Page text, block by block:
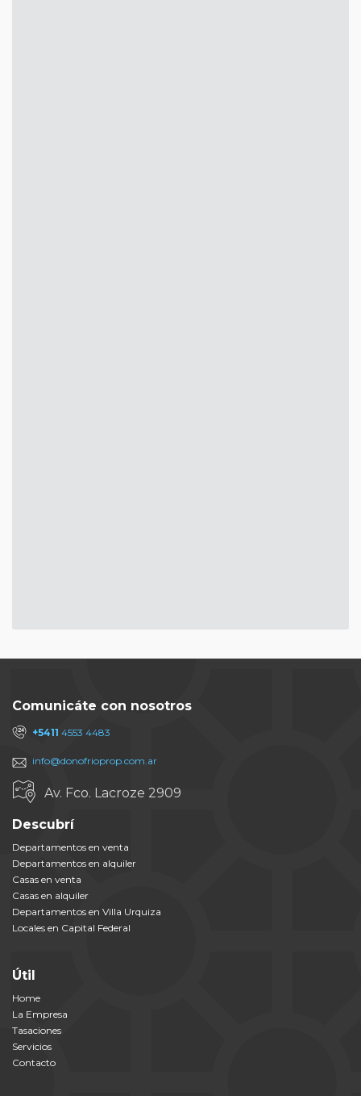
Comunicáte con nosotros
+5411 4553 4483
info@donofrioprop.com.ar
Av. Fco. Lacroze 2909
Descubrí
Departamentos en venta
Departamentos en alquiler
Casas en venta
Casas en alquiler
Departamentos en Villa Urquiza
Locales en Capital Federal
Útil
Home
La Empresa
Tasaciones
Servicios
Contacto